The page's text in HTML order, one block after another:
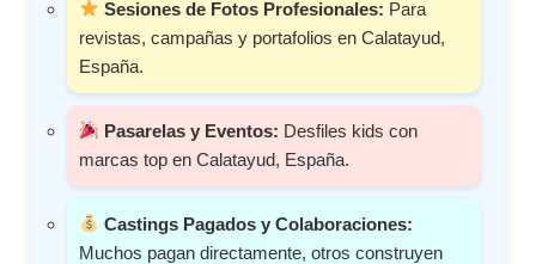
Sesiones de Fotos Profesionales: Para
revistas, campañas y portafolios en Calatayud,
España.
Pasarelas y Eventos: Desfiles kids con
marcas top en Calatayud, España.
Castings Pagados y Colaboraciones:
Muchos pagan directamente, otros construyen